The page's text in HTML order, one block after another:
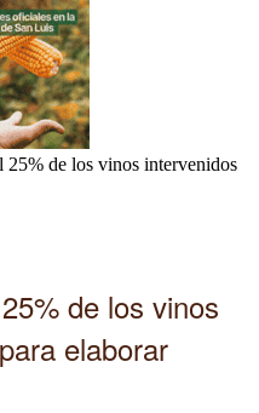
25% de los vinos intervenidos
de los vinos
elaborar